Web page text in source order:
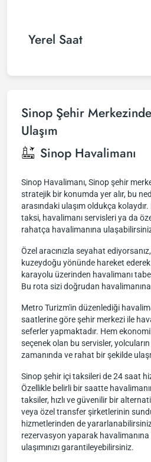
Yerel Saat
Sinop Şehir
Ulaşım
Sinop Havalimanı
Sinop Havalimanı, Sinop şehir
stratejik bir konumda yer alır, bu
arasındaki ulaşım oldukça
taksi, havalimanı servisleri ya da
rahatça havalimanına
Özel aracınızla seyahat
kuzeydoğu yönünde hareket
karayolu üzerinden havalimanı
Bu rota sizi doğrudan
Metro Turizm'in düzenlediği
saatlerine göre şehir merkezi ile
seferler yapmaktadır. Hem
seçenek olan bu servisler,
zamanında ve rahat bir şekilde
Sinop şehir içi taksileri de 24 saat
Özellikle belirli bir saatte
taksiler, hızlı ve güvenilir bir
veya özel transfer şirketlerinin
hizmetlerinden de
rezervasyon yaparak
ulaşımınızı garantileyebilirsiniz.